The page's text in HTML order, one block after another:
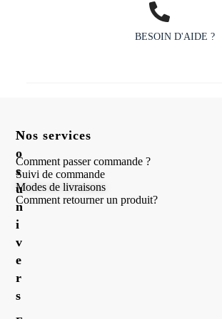
BESOIN D'AIDE ?
N
o
s
u
n
i
v
e
r
s
Nos services
Comment passer commande ?
Suivi de commande
Modes de livraisons
Comment retourner un produit?